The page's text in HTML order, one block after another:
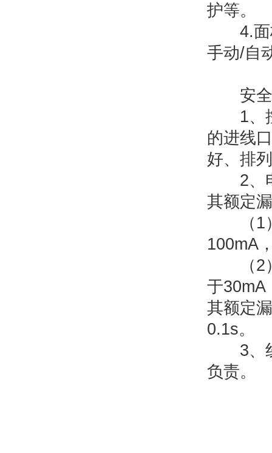
护等。
4.面板
手动/自
安全
1、控
的进线
好、排
2、电
其额定
（1）
100mA
（2）
于30mA
其额定
0.1s。
3、线
负责。